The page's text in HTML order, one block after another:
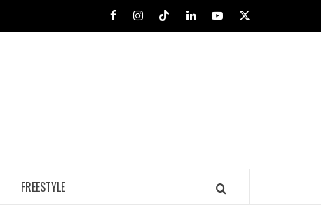
FacebookInstagram
TiktokLinkedInYoutube
X
FREESTYLE